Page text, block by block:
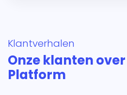
Klantverhalen
Onze klanten
Platform